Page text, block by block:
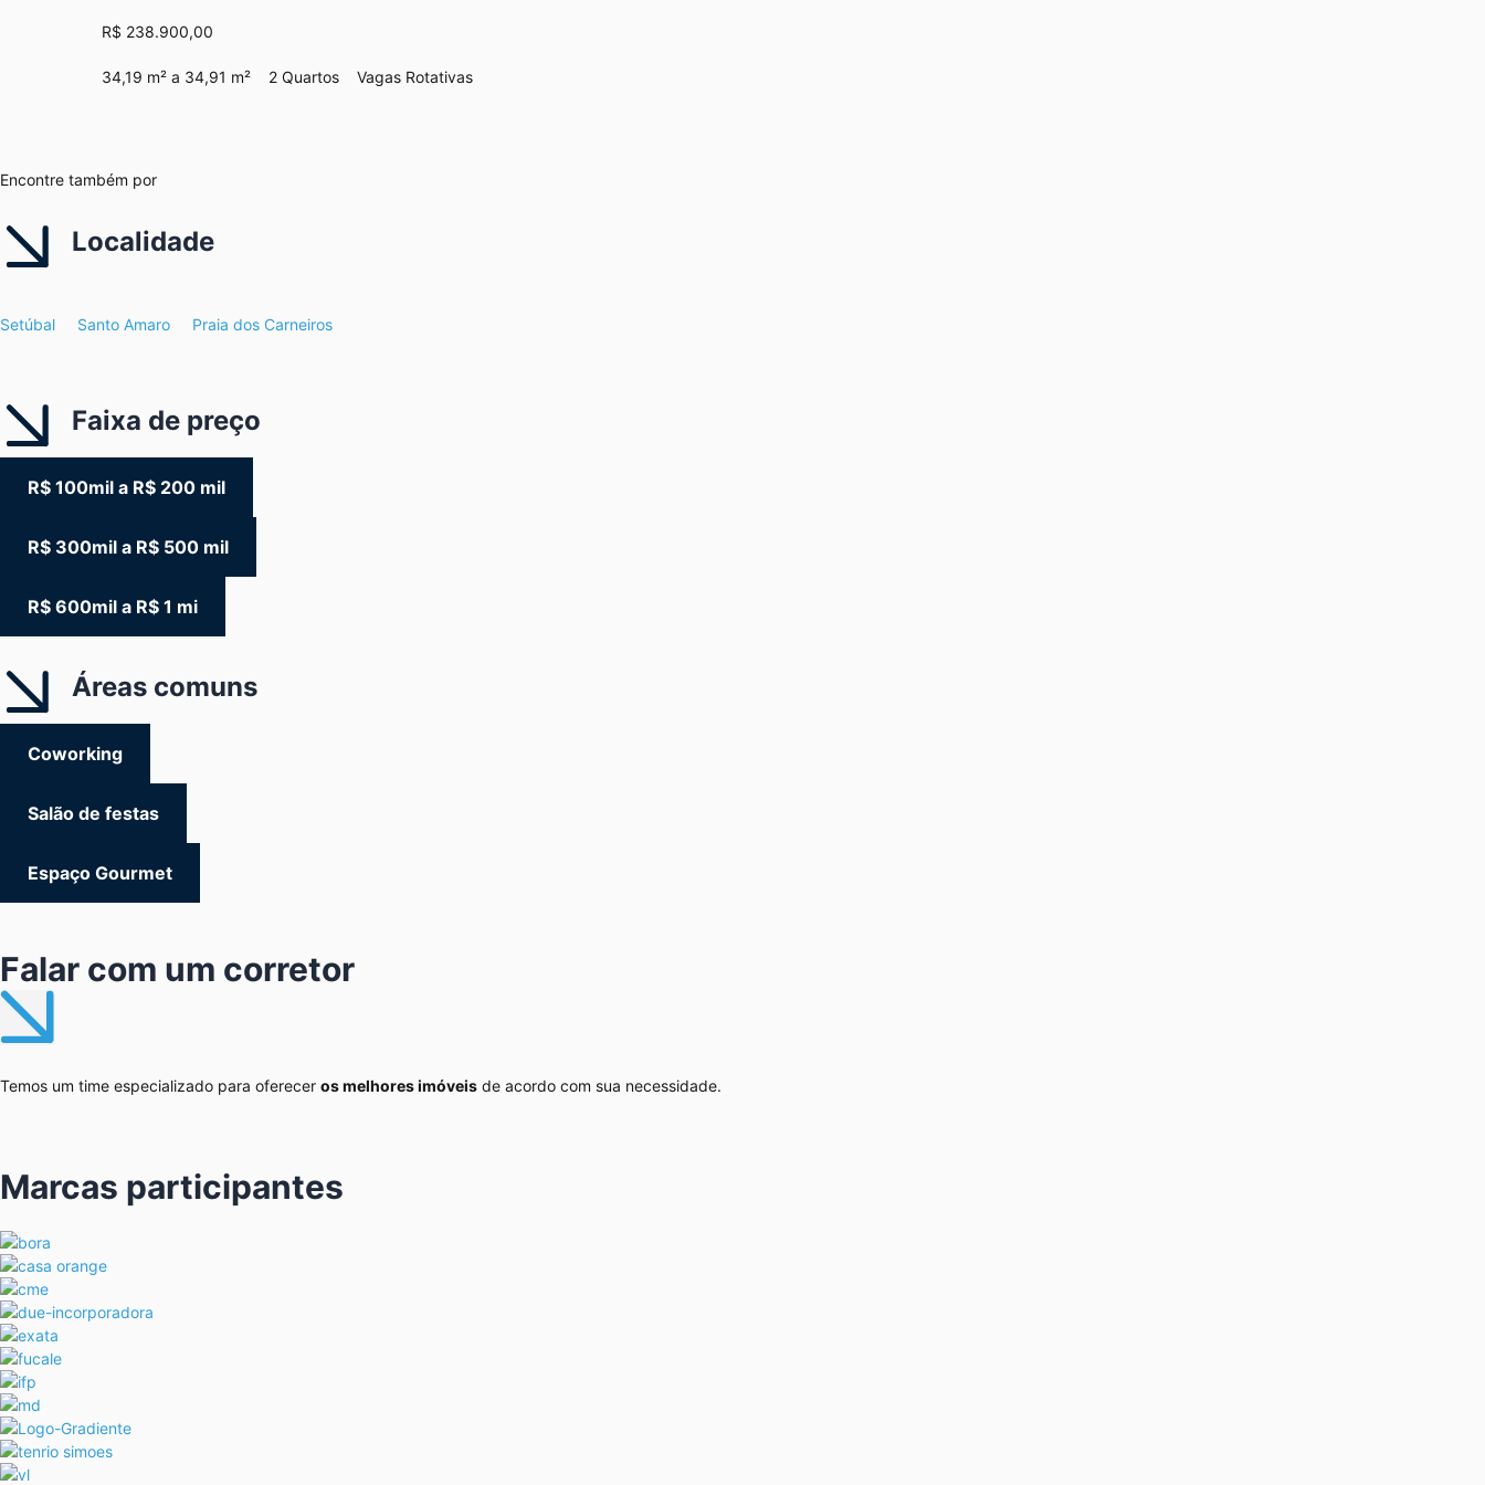
R$ 238.900,00
34,19 m² a 34,91 m² 2 Quartos Vagas Rotativas
Encontre também por
Localidade
Setúbal Santo Amaro Praia dos Carneiros
Faixa de preço
R$ 100mil a R$ 200 mil
R$ 300mil a R$ 500 mil
R$ 600mil a R$ 1 mi
Áreas comuns
Coworking
Salão de festas
Espaço Gourmet
Falar com um corretor
Temos um time especializado para oferecer os melhores imóveis de acordo com sua necessidade.
Marcas participantes